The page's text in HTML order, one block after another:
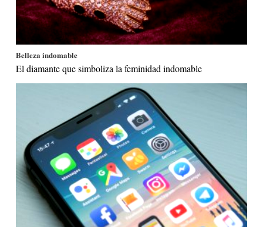
Belleza indomable
El diamante que simboliza la feminidad indomable